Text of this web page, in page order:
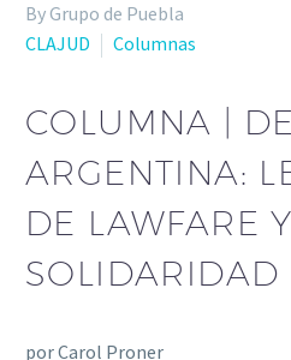
By Grupo de Puebla
CLAJUD
Columnas
COLUMNA |
ARGENTINA:
DE LAWFARE
SOLIDARIDAD
por Carol Proner